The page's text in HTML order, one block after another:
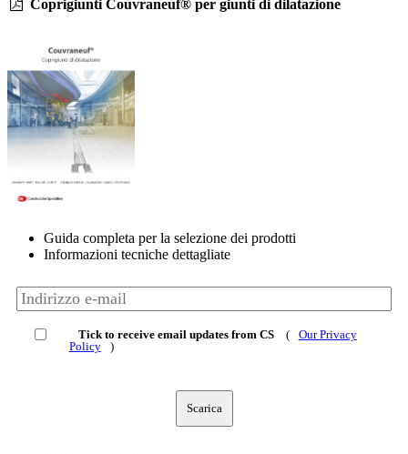
Coprigiunti Couvraneuf® per giunti di dilatazione
Guida completa per la selezione dei prodotti
Informazioni tecniche dettagliate
Tick to receive email updates from CS (
Our Privacy
Policy
)
Scarica